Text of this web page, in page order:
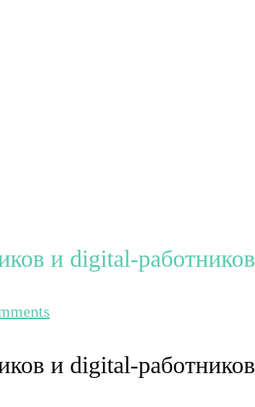
и digital-работников
и digital-работников